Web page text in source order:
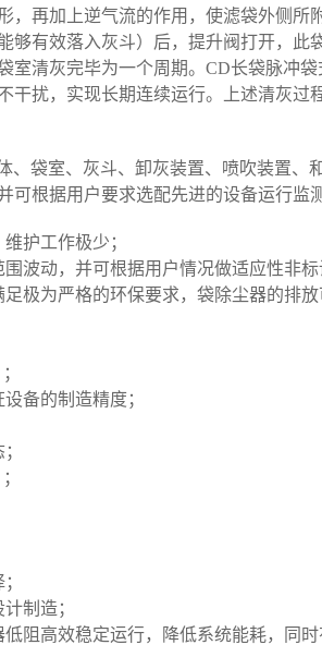
，再加上逆气流的作用，使滤袋外侧所
有效落入灰斗）后，提升阀打开，此
室清灰完毕为一个周期。CD长袋脉冲袋
扰，实现长期连续运行。上述清灰过
袋室、灰斗、卸灰装置、喷吹装置、
根据用户要求选配先进的设备运行监
护工作极少；
波动，并可根据用户情况做适应性非标
极为严格的环保要求，袋除尘器的排
备的制造精度；
制造；
阻高效稳定运行，降低系统能耗，同